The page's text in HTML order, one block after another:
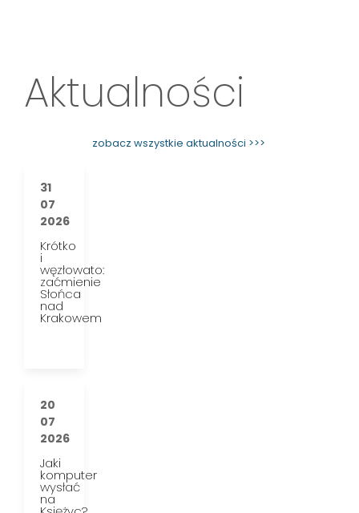
Aktualności
zobacz wszystkie aktualności >>>
31
07
2026
Krótko
i
węzłowato:
zaćmienie
Słońca
nad
Krakowem
20
07
2026
Jaki
komputer
wysłać
na